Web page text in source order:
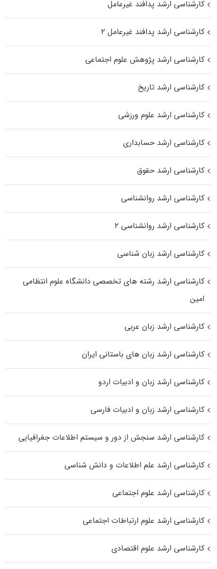
کارشناسی ارشد پدافند غیرعامل
کارشناسی ارشد پدافند غیرعامل ۲
کارشناسی ارشد پژوهش علوم اجتماعی
کارشناسی ارشد تاریخ
کارشناسی ارشد علوم ورزشی
کارشناسی ارشد حسابداری
کارشناسی ارشد حقوق
کارشناسی ارشد روانشناسی
کارشناسی ارشد روانشناسی ۲
کارشناسی ارشد زبان شناسی
کارشناسی ارشد رﺷﺘﻪ ﻫﺎی تخصصی داﻧﺸﮕﺎه ﻋﻠﻮم انتظامی
اﻣﻴﻦ
کارشناسی ارشد زبان عربی
کارشناسی ارشد زبان‌ های باستانی ایران
کارشناسی ارشد زبان و ادبیات اردو
کارشناسی ارشد زبان و ادبیات فارسی
کارشناسی ارشد سنجش از دور و سیستم اطلاعات جغرافیایی
کارشناسی ارشد علم اطلاعات و دانش شناسی
کارشناسی ارشد علوم اجتماعی
کارشناسی ارشد علوم ارتباطات اجتماعی
کارشناسی ارشد علوم اقتصادی